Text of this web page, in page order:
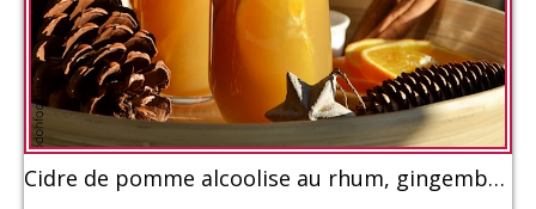
Cidre de pomme alcoolise au rhum, gingembre et orange